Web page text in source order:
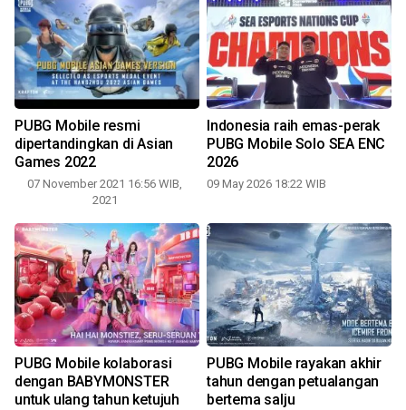
PUBG Mobile resmi
dipertandingkan di Asian
Games 2022
07 November 2021 16:56 WIB,
2021
Indonesia raih emas-perak
PUBG Mobile Solo SEA ENC
2026
09 May 2026 18:22 WIB
PUBG Mobile kolaborasi
dengan BABYMONSTER
untuk ulang tahun ketujuh
PUBG Mobile rayakan akhir
tahun dengan petualangan
bertema salju